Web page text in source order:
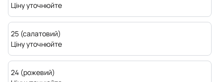
Ціну уточнюйте
25 (салатовий)
Ціну уточнюйте
24 (рожевий)